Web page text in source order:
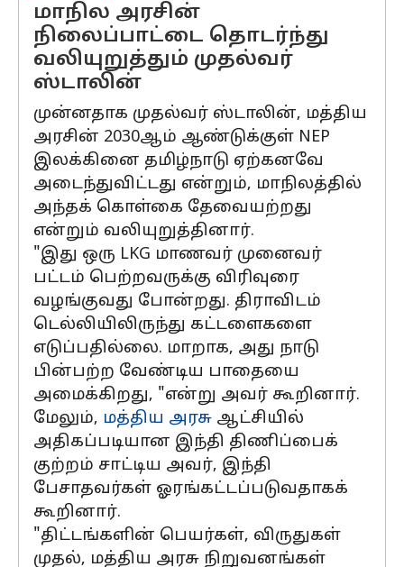
மாநில அரசின்
நிலைப்பாட்டை தொடர்ந்து
வலியுறுத்தும் முதல்வர்
ஸ்டாலின்
முன்னதாக முதல்வர் ஸ்டாலின், மத்திய
அரசின் 2030ஆம் ஆண்டுக்குள் NEP
இலக்கினை தமிழ்நாடு ஏற்கனவே
அடைந்துவிட்டது என்றும், மாநிலத்தில்
அந்தக் கொள்கை தேவையற்றது
என்றும் வலியுறுத்தினார்.
"இது ஒரு LKG மாணவர் முனைவர்
பட்டம் பெற்றவருக்கு விரிவுரை
வழங்குவது போன்றது. திராவிடம்
டெல்லியிலிருந்து கட்டளைகளை
எடுப்பதில்லை. மாறாக, அது நாடு
பின்பற்ற வேண்டிய பாதையை
அமைக்கிறது, "என்று அவர் கூறினார்.
மேலும், மத்திய அரசு ஆட்சியில்
அதிகப்படியான இந்தி திணிப்பைக்
குற்றம் சாட்டிய அவர், இந்தி
பேசாதவர்கள் ஓரங்கட்டப்படுவதாகக்
கூறினார்.
"திட்டங்களின் பெயர்கள், விருதுகள்
முதல், மத்திய அரசு நிறுவனங்கள்